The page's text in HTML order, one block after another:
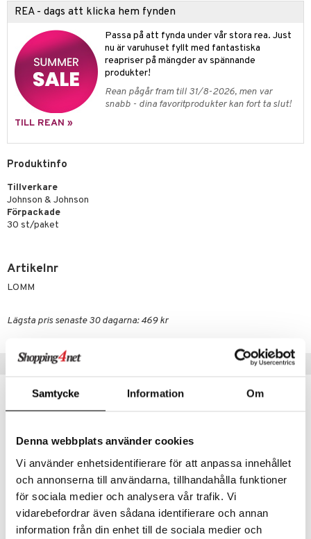
Samtycke Information Om
Denna webbplats använder cookies
Vi använder enhetsidentifierare för att anpassa innehållet
och annonserna till användarna, tillhandahålla funktioner
för sociala medier och analysera vår trafik. Vi
vidarebefordrar även sådana identifierare och annan
information från din enhet till de sociala medier och
REA - dags att klicka hem fynden
Passa på att fynda under vår stora rea. Just
nu är varuhuset fyllt med fantastiska
reapriser på mängder av spännande
produkter!
Rean pågår fram till 31/8-2026, men var
snabb - dina favoritprodukter kan fort ta slut!
TILL REAN »
Produktinfo
Tillverkare
Johnson & Johnson
Förpackade
30 st/paket
Artikelnr
LOMM
Lägsta pris senaste 30 dagarna: 469 kr